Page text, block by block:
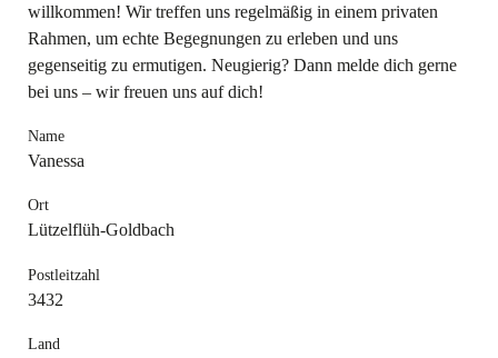
willkommen! Wir treffen uns regelmäßig in einem privaten
Rahmen, um echte Begegnungen zu erleben und uns
gegenseitig zu ermutigen. Neugierig? Dann melde dich gerne
bei uns – wir freuen uns auf dich!
Name
Vanessa
Ort
Lützelflüh-Goldbach
Postleitzahl
3432
Land